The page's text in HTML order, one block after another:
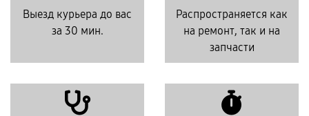
Выезд курьера до вас
за 30 мин.
Распространяется как
на ремонт, так и на
запчасти